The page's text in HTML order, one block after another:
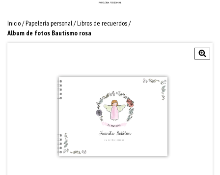
Inicio/Papelería personal/Libros de recuerdos/
Album de fotos Bautismo rosa